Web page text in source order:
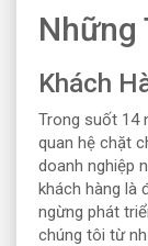
Những
Khách
Trong suốt 14
quan hệ chặt
doanh nghiệp
khách hàng là
ngừng phát
chúng tôi từ